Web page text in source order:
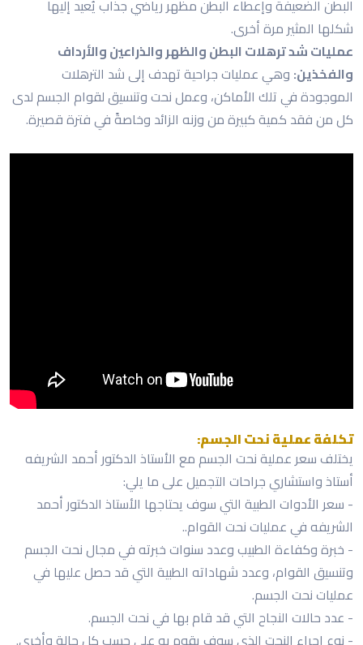
البطن الضعيفة وإعطاء البطن مظهر رياضي جذاب يُعيد إليها
شكلها المثير مرة أخرى.
عمليات شد ترهلات البطن والظهر والذراعين والأرداف
والفخذين: وهي عمليات جراحية تهدف إلى شد الترهلات
الموجودة في تلك الأماكن، وعمل نحت وتنسيق لقوام الجسم لدى
كل من فقد كمية كبيرة من وزنه الزائد وخاصةً في فترة قصيرة.
تكلفة عملية نحت الجسم:
يختلف سعر عملية نحت الجسم مع الأستاذ الدكتور أحمد الشريفه
أستاذ واستشاري جراحات التجميل على ما يلي:
- سعر الأدوات الطبية التي سوف يحتاجها الأستاذ الدكتور أحمد
الشريفه في عمليات نحت القوام..
- خبرة وكفاءة الطبيب وعدد سنوات خبرته في مجال نحت الجسم
وتنسيق القوام، وعدد شهاداته الطبية التي قد حصل عليها في
عمليات نحت الجسم.
- عدد حالات النجاح التي قد قام بها في نحت الجسم.